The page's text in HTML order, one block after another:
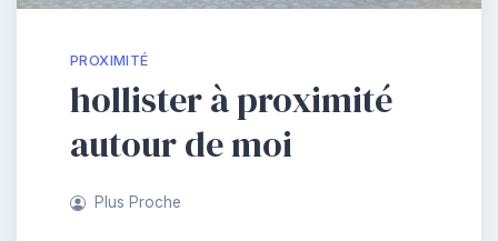
PROXIMITÉ
hollister à proximité
autour de moi
Plus Proche